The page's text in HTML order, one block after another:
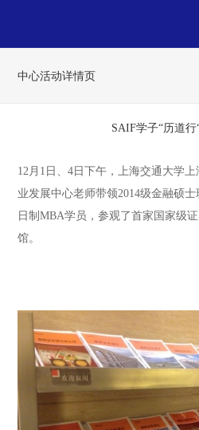
中心活动详情页
SAIF学子“历道行
12月1日、4日下午，上海交通大学
业发展中心老师带领2014级金融硕
日制MBA学员，参观了首家国家级
馆。